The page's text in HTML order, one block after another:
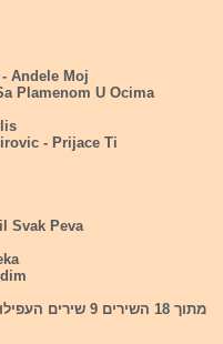
Andele Moj
Plamenom U Ocima
- Prijace Ti
Svak Peva
מתוך 18 השירים 9 שירים העפילו לגמר.